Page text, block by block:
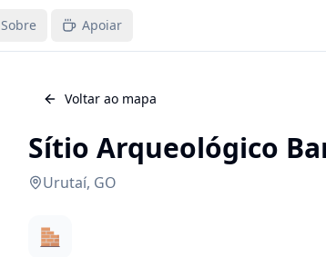
Sobre Apoiar
Voltar ao mapa
Sítio Arqueológico
Urutaí, GO